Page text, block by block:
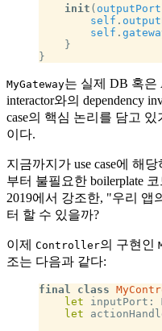
    init
( outputPort
        self
.
        self
.
    }
}
MyGateway는 실제 DB 혹은
interactor와의 dependency
case의 핵심 논리를 담고
이다.
지금까지가 use case에 해
부터 불필요한 boilerplate
2019에서 강조한, "우리 앱
터 할 수 있을까?
이제 Controller의 구현인
조는 다음과 같다:
final class
    let
inputPort:
    let